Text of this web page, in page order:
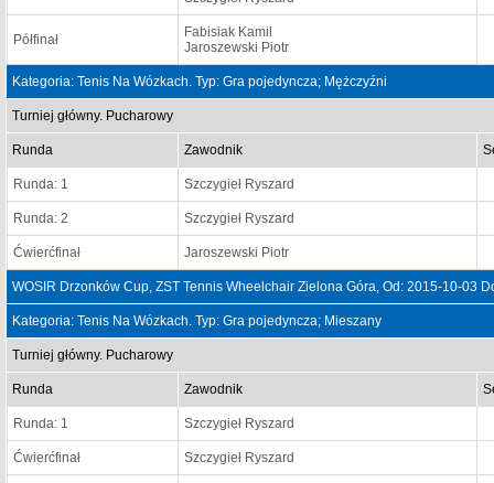
Półfinał
Fabisiak Kamil
Jaroszewski Piotr
Kategoria: Tenis Na Wózkach. Typ: Gra pojedyncza; Mężczyźni
Turniej główny. Pucharowy
Runda Zawodnik
Runda: 1 Szczygieł Ryszard
Runda: 2 Szczygieł Ryszard
Ćwierćfinał Jaroszewski Piotr
WOSIR Drzonków Cup, ZST Tennis Wheelchair Zielona Góra, Od: 2015-10-03
Kategoria: Tenis Na Wózkach. Typ: Gra pojedyncza; Mieszany
Turniej główny. Pucharowy
Runda Zawodnik
Runda: 1 Szczygieł Ryszard
Ćwierćfinał Szczygieł Ryszard